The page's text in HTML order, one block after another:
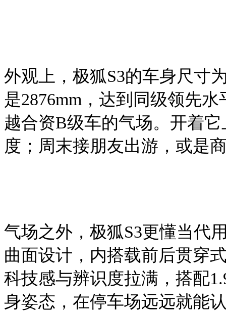
外观上，极狐S3的车身尺寸
是2876mm，达到同级领先水
越合资B级车的气场。开着它
度；周末接朋友出游，或是
气场之外，极狐S3更懂当代
曲面设计，内搭载前后贯穿
科技感与辨识度拉满，搭配
身姿态，在停车场远远就能